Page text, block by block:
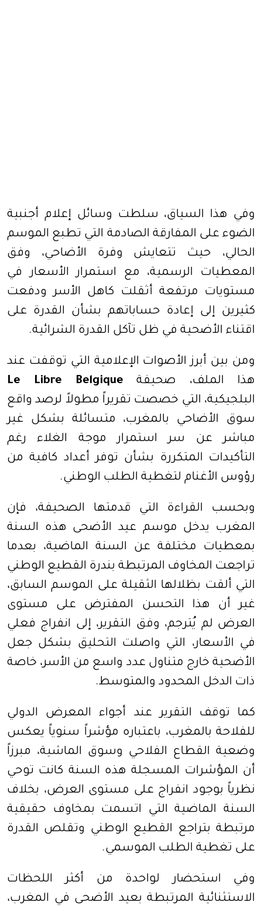
وفي هذا السياق، سلطت وسائل إعلام أجنبية
الضوء على المفارقة الصادمة التي تطبع الموسم
الحالي، حيث تتعايش وفرة الأضاحي، وفق
المعطيات الرسمية، مع استمرار الأسعار في
مستويات مرتفعة أثقلت كاهل الأسر ودفعت
كثيرين إلى إعادة حساباتهم بشأن القدرة على
اقتناء الأضحية في ظل تآكل القدرة الشرائية.
ومن بين أبرز الأصوات الإعلامية التي توقفت عند
هذا الملف، صحيفة Le Libre Belgique
البلجيكية، التي خصصت تقريراً مطولاً لرصد واقع
سوق الأضاحي بالمغرب، متسائلة بشكل غير
مباشر عن سر استمرار موجة الغلاء رغم
التأكيدات المتكررة بشأن توفر أعداد كافية من
رؤوس الأغنام لتغطية الطلب الوطني.
وبحسب القراءة التي قدمتها الصحيفة، فإن
المغرب يدخل موسم عيد الأضحى هذه السنة
بمعطيات مختلفة عن السنة الماضية، بعدما
تراجعت المخاوف المرتبطة بندرة القطيع الوطني
التي ألقت بظلالها الثقيلة على الموسم السابق،
غير أن هذا التحسن المفترض على مستوى
العرض لم يُترجم، وفق التقرير، إلى انفراج فعلي
في الأسعار، التي واصلت التحليق بشكل جعل
الأضحية خارج متناول عدد واسع من الأسر، خاصة
ذات الدخل المحدود والمتوسط.
كما توقف التقرير عند أجواء المعرض الدولي
للفلاحة بالمغرب، باعتباره مؤشراً سنوياً يعكس
وضعية القطاع الفلاحي وسوق الماشية، مبرزاً
أن المؤشرات المسجلة هذه السنة كانت توحي
نظرياً بوجود انفراج على مستوى العرض، بخلاف
السنة الماضية التي اتسمت بمخاوف حقيقية
مرتبطة بتراجع القطيع الوطني وتقلص القدرة
على تغطية الطلب الموسمي.
وفي استحضار لواحدة من أكثر اللحظات
الاستثنائية المرتبطة بعيد الأضحى في المغرب،